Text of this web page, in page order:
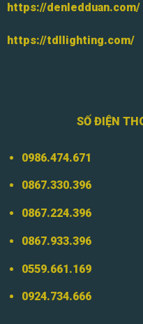
https://denledduan.com/
https://tdllighting.com/
SỐ ĐIỆN
0986.474.671
0867.330.396
0867.224.396
0867.933.396
0559.661.169
0924.734.666